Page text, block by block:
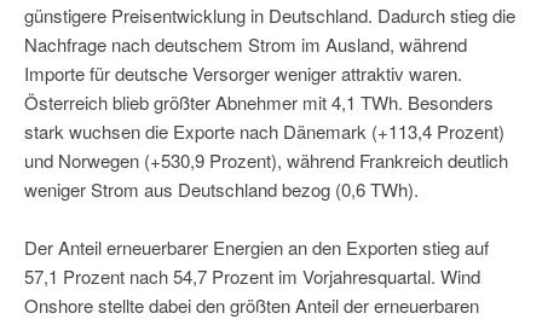
günstigere Preisentwicklung in Deutschland. Dadurch stieg die
Nachfrage nach deutschem Strom im Ausland, während
Importe für deutsche Versorger weniger attraktiv waren.
Österreich blieb größter Abnehmer mit 4,1 TWh. Besonders
stark wuchsen die Exporte nach Dänemark (+113,4 Prozent)
und Norwegen (+530,9 Prozent), während Frankreich deutlich
weniger Strom aus Deutschland bezog (0,6 TWh).
Der Anteil erneuerbarer Energien an den Exporten stieg auf
57,1 Prozent nach 54,7 Prozent im Vorjahresquartal. Wind
Onshore stellte dabei den größten Anteil der erneuerbaren